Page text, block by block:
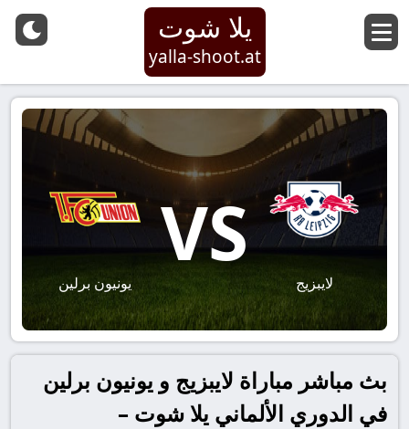
يلا شوت
yalla-shoot.at
لايبزيج
VS
يونيون برلين
بث مباشر مباراة لايبزيج و يونيون برلين
في الدوري الألماني يلا شوت –